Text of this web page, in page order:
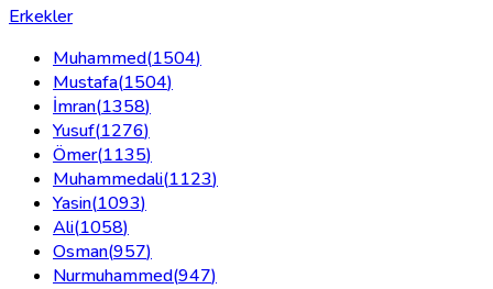
Erkekler
Muhammed(1504)
Mustafa(1504)
İmran(1358)
Yusuf(1276)
Ömer(1135)
Muhammedali(1123)
Yasin(1093)
Ali(1058)
Osman(957)
Nurmuhammed(947)